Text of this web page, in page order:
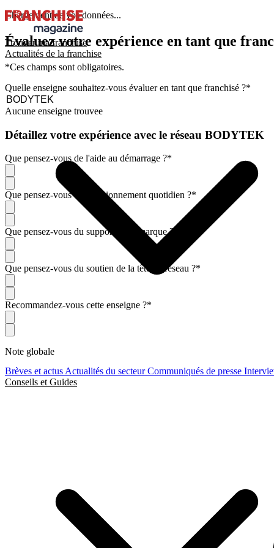
Trouver ma franchise
Actualités de la franchise
Brèves et actus Actualités du secteurCommuniqués de presse
Conseils et Guides
Chargement de vos données...
Évaluez votre expérience en tant que
*Ces champs sont obligatoires.
Quelle enseigne souhaitez-vous évaluer en tant que franchisé ?*
Aucune enseigne trouvee
Détaillez votre expérience avec le réseau BODYTEK
Que pensez-vous de l'aide au démarrage ?*
Que pensez-vous du fonctionnement quotidien ?*
Que pensez-vous du support de la marque ?
Que pensez-vous du soutien de la tête de réseau ?*
Recommandez-vous cette enseigne ?*
Note globale